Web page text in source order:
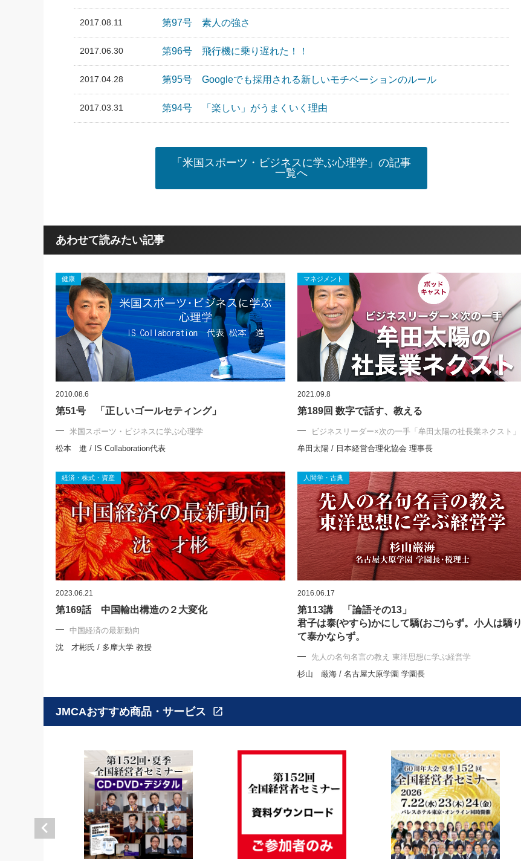
2017.08.11 第97号 素人の強さ
2017.06.30 第96号 飛行機に乗り遅れた！！
2017.04.28 第95号 Googleでも採用される新しいモチベーションのルール
2017.03.31 第94号 「楽しい」がうまくいく理由
「米国スポーツ・ビジネスに学ぶ心理学」の記事
一覧へ
あわせて読みたい記事
健康
2010.08.6
第51号 「正しいゴールセティング」
米国スポーツ・ビジネスに学ぶ心理学
松本 進 / IS Collaboration代表
マネジメント
2021.09.8
第189回 数字で話す、教える
ビジネスリーダー×次の一手「牟田太陽の社長業ネクスト」
牟田太陽 / 日本経営合理化協会 理事長
経済・株式・資産
2023.06.21
第169話 中国輸出構造の２大変化
中国経済の最新動向
沈 才彬氏 / 多摩大学 教授
人間学・古典
2016.06.17
第113講 「論語その13」
君子は泰(やすら)かにして驕(おご)らず。小人は驕り
て泰かならず。
先人の名句名言の教え 東洋思想に学ぶ経営学
杉山 厳海 / 名古屋大原学園 学園長
JMCAおすすめ商品・サービス open_in_new